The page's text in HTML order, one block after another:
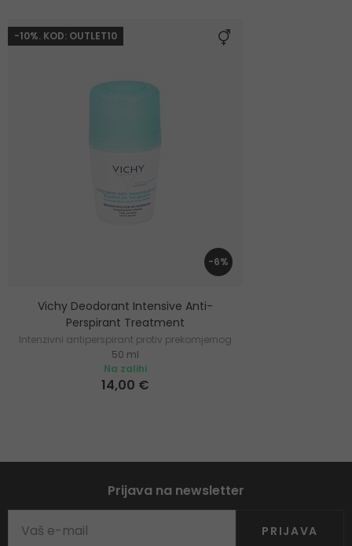
-10%. KOD: OUTLET10
-6%
Vichy Deodorant Intensive Anti-
Perspirant Treatment
Intenzivni antiperspirant protiv prekomjernog
znojenja
50 ml
Na zalihi
14,00 €
Prijava na newsletter
PRIJAVA